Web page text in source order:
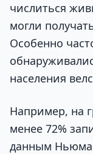
числиться
могли
Особенно
населения
Например, на
менее 72%
данным